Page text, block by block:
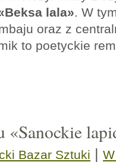
lala». W
oraz z
to poetyckie
«Sanockie
Bazar Sztuki